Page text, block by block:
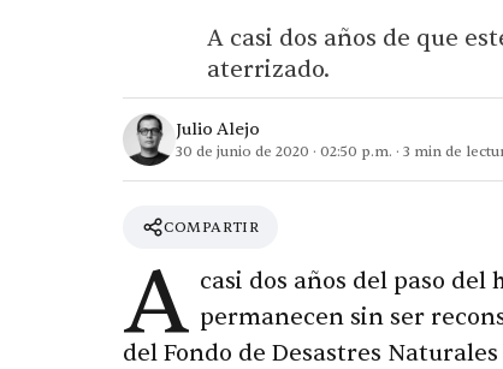
A casi dos años de que
aterrizado.
Julio Alejo
30 de junio de 2020 · 02:50 p.m. · 3 min de
COMPARTIR
A casi dos años del paso
permanecen sin ser
del Fondo de Desastres